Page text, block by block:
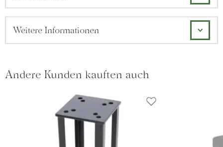
Weitere Informationen
Andere Kunden kauften auch